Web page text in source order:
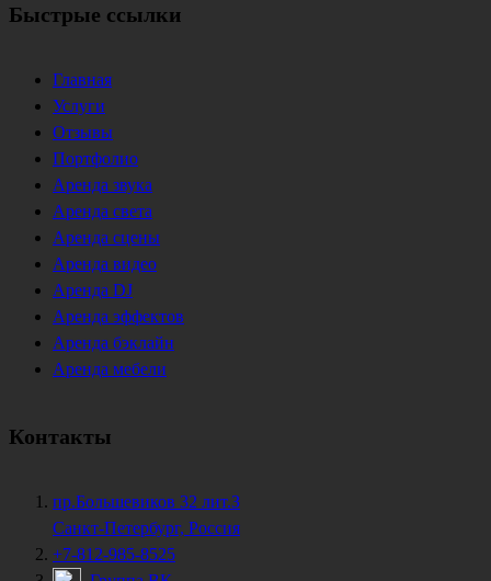
Быстрые ссылки
Главная
Услуги
Отзывы
Портфолио
Аренда звука
Аренда света
Аренда сцены
Аренда видео
Аренда DJ
Аренда эффектов
Аренда бэклайн
Аренда мебели
Контакты
пр.Большевиков 32 лит.З
Санкт-Петербург, Россия
+7-812-985-8525